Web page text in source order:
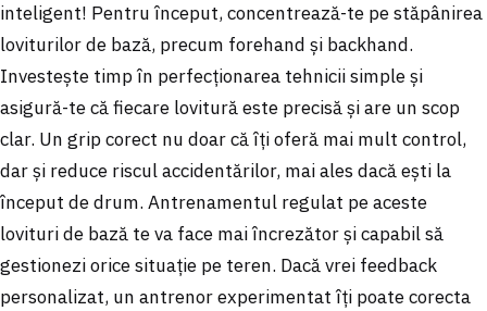
inteligent! Pentru început, concentrează-te pe stăpânirea
loviturilor de bază, precum forehand și backhand.
Investește timp în perfecționarea tehnicii simple și
asigură-te că fiecare lovitură este precisă și are un scop
clar. Un grip corect nu doar că îți oferă mai mult control,
dar și reduce riscul accidentărilor, mai ales dacă ești la
început de drum. Antrenamentul regulat pe aceste
lovituri de bază te va face mai încrezător și capabil să
gestionezi orice situație pe teren. Dacă vrei feedback
personalizat, un antrenor experimentat îți poate corecta